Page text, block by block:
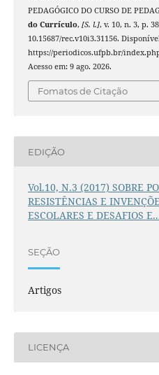
PEDAGÓGICO DO CURSO DE
do Currículo, [S. l.], v. 10, n. 3, p.
10.15687/rec.v10i3.31156.
https://periodicos.ufpb.br/
Acesso em: 9 ago. 2026.
Fomatos de Citação
EDIÇÃO
Vol.10, N.3 (2017) SOBRE
RESISTÊNCIAS E
ESCOLARES E DESAFIOS
SEÇÃO
Artigos
LICENÇA